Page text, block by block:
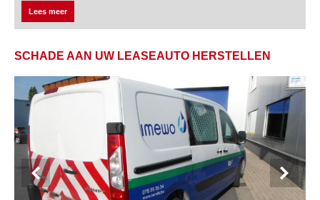
Lees meer
SCHADE AAN UW LEASEAUTO HERSTELLEN